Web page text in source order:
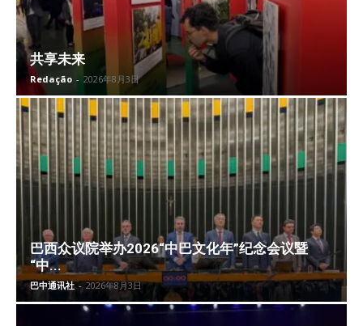
共享未来
Redação - 2026年8月3日
巴西众议院举办2026“中巴文化年”纪念会议暨
“中...
巴中通讯社 - 2026年8月3日